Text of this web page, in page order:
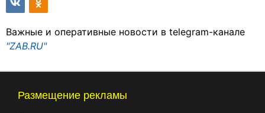
Важные и оперативные новости в telegram-канале
"ZAB.RU"
Размещение рекламы